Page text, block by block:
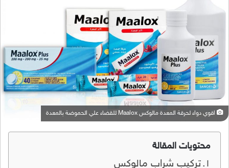
اقوي دواء لحرقة المعدة مالوكس Maalox للقضاء علي الحموضة بالمعدة
محتويات المقالة
تركيب شراب مالوكس